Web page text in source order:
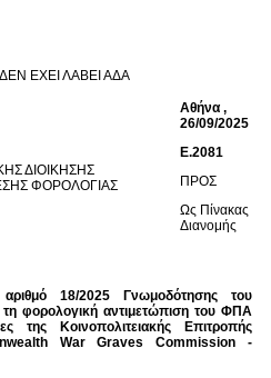
ΕΧΕΙ ΛΑΒΕΙ ΑΔΑ
ΔΙΟΙΚΗΣΗΣ
ΦΟΡΟΛΟΓΙΑΣ
Αθήνα ,
26/09/2025
Ε.2081
ΠΡΟΣ
Ως Πίνακας
Διανομής
18/2025 Γνωμοδότησης του
φορολογική αντιμετώπιση του ΦΠΑ
της Κοινοπολιτειακής Επιτροπής
War Graves Commission -